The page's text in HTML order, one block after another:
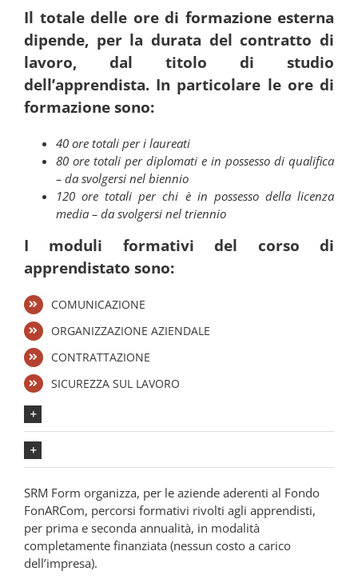
Il totale delle ore di formazione esterna
dipende, per la durata del contratto di
lavoro, dal titolo di studio
dell’apprendista. In particolare le ore di
formazione sono:
40 ore totali per i laureati
80 ore totali per diplomati e in possesso di qualifica
– da svolgersi nel biennio
120 ore totali per chi è in possesso della licenza
media – da svolgersi nel triennio
I moduli formativi del corso di
apprendistato sono:
COMUNICAZIONE
ORGANIZZAZIONE AZIENDALE
CONTRATTAZIONE
SICUREZZA SUL LAVORO
SRM Form organizza, per le aziende aderenti al Fondo
FonARCom, percorsi formativi rivolti agli apprendisti,
per prima e seconda annualità, in modalità
completamente finanziata (nessun costo a carico
dell’impresa).